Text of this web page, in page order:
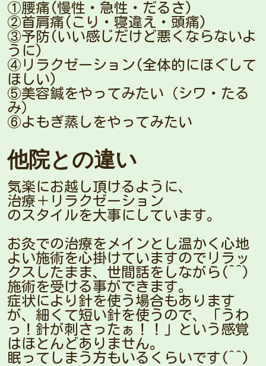
①腰痛(慢性・急性・だるさ)
②首肩痛(こり・寝違え・頭痛)
③予防(いい感じだけど悪くならないよ
うに)
④リラクゼーション(全体的にほぐして
ほしい)
⑤美容鍼をやってみたい（シワ・たる
み）
⑥よもぎ蒸しをやってみたい
他院との違い
気楽にお越し頂けるように、
治療＋リラクゼーション
のスタイルを大事にしています。
お灸での治療をメインとし温かく心地
よい施術を心掛けていますのでリラッ
クスしたまま、世間話をしながら(^^)
施術を受ける事ができます。
症状により針を使う場合もあります
が、細くて短い針を使うので、「うわ
っ！針が刺さったぁ！！」という感覚
はほとんどありません。
眠ってしまう方もいるくらいです(^^)